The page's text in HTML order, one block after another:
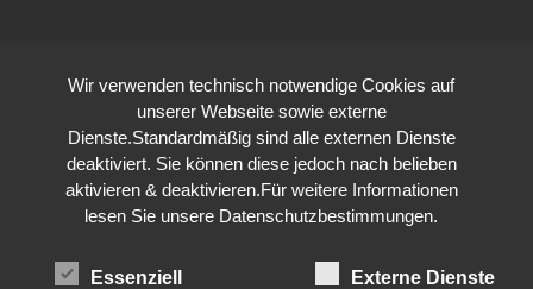
Wir verwenden technisch notwendige Cookies auf
unserer Webseite sowie externe
Dienste.Standardmäßig sind alle externen Dienste
deaktiviert. Sie können diese jedoch nach belieben
aktivieren & deaktivieren.Für weitere Informationen
lesen Sie unsere Datenschutzbestimmungen.
Essenziell Externe Dienste